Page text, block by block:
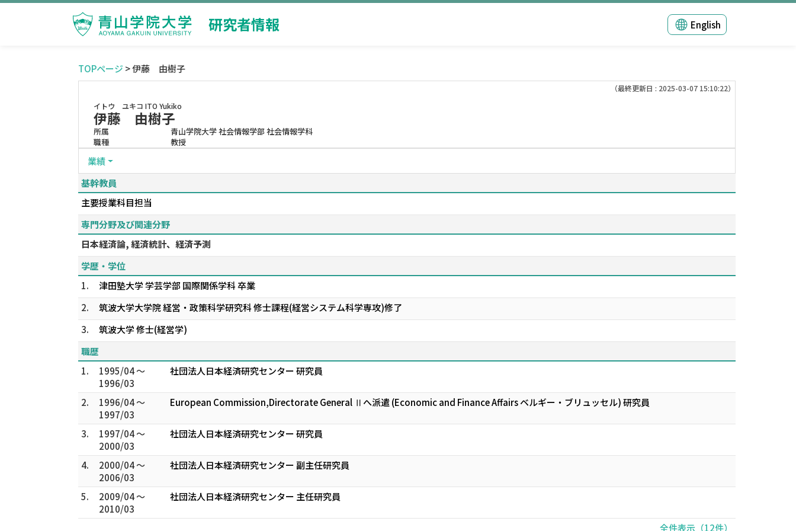
研究者情報 English
TOPページ > 伊藤 由樹子
（最終更新日 : 2025-03-07 15:10:22）
イトウ ユキコ ITO Yukiko
伊藤 由樹子
所属
青山学院大学 社会情報学部 社会情報学科
職種
教授
業績
基幹教員
主要授業科目担当
専門分野及び関連分野
日本経済論, 経済統計、経済予測
学歴・学位
1.
津田塾大学 学芸学部 国際関係学科 卒業
2.
筑波大学大学院 経営・政策科学研究科 修士課程(経営システム科学専攻)修了
3.
筑波大学 修士(経営学)
職歴
1.
1995/04 ～
1996/03
社団法人日本経済研究センター 研究員
2.
1996/04 ～
1997/03
European Commission,Directorate General Ⅱへ派遣 (Economic and Finance Affairs ベルギー・ブリュッセル) 研究員
3.
1997/04 ～
2000/03
社団法人日本経済研究センター 研究員
4.
2000/04 ～
2006/03
社団法人日本経済研究センター 副主任研究員
5.
2009/04 ～
2010/03
社団法人日本経済研究センター 主任研究員
全件表示（12件）